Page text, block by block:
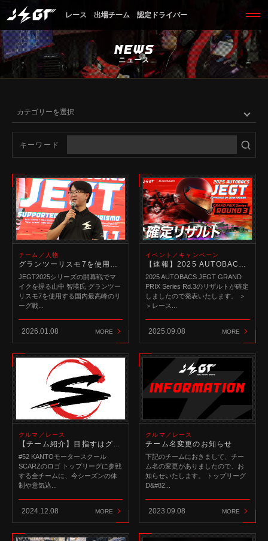
レース 出場チーム 認定ドライバー
NEWS
ニュース
キーワード
チーム／人物
グランツーリスモ7を使用するJEGT2025シリーズ最終戦の見どころを山中 智瑛氏が徹底解説
JEGT2025シリーズの開幕戦でマ
イクを握る山中 智瑛氏 グランツー
リスモ7を使用する国内最高峰のリ
ーグ戦...
2026.01.08 MORE
イベント／キャンペーン
【速報】2025 AUTOBACS JEGT GRAND PRIX Series Round3
2025 AUTOBACS JEGT GRAND
PRIX Series Rd.3のリザルトが確定
しましたので発表いたします。 ＞
＞レース...
2025.09.08 MORE
クルマ／レース
【チーム紹介】目指すはグランツーリスモ界最強チーム！？ 今季から昇格した#52 KANTOモータースクール SCARZ
#52 KANTOモータースクール
SCARZのロゴ トップリーグに参戦
する全チームに、今シーズンの体
制や意気込...
2024.12.08 MORE
クルマ／レース
チーム名変更のお知らせ
下記のチームにおきまして、チー
ム名の変更がありましたので、お
知らせいたします。 トップリーグ
D&#82...
2023.09.08 MORE